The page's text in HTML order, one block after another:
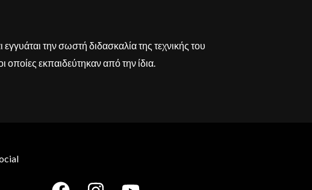
την σωστή διδασκαλία της τεχνικής του
εκπαιδεύτηκαν από την ίδια.